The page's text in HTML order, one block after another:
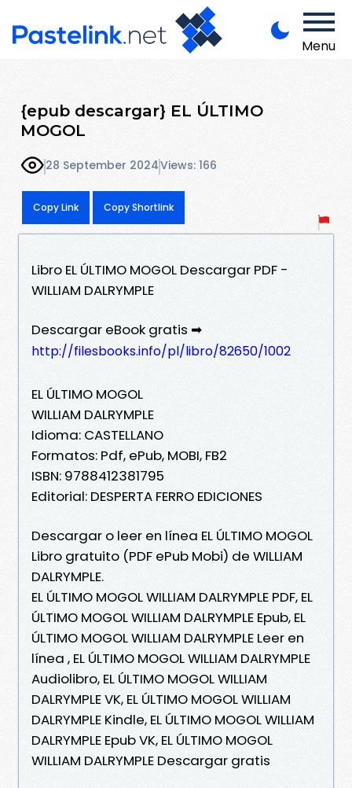
Menu
{epub descargar} EL ÚLTIMO
MOGOL
28 September 2024Views: 166
Copy Link Copy Shortlink
Libro EL ÚLTIMO MOGOL Descargar PDF -
WILLIAM DALRYMPLE
Descargar eBook gratis ➡
http://filesbooks.info/pl/libro/82650/1002
EL ÚLTIMO MOGOL
WILLIAM DALRYMPLE
Idioma: CASTELLANO
Formatos: Pdf, ePub, MOBI, FB2
ISBN: 9788412381795
Editorial: DESPERTA FERRO EDICIONES
Descargar o leer en línea EL ÚLTIMO MOGOL
Libro gratuito (PDF ePub Mobi) de WILLIAM
DALRYMPLE.
EL ÚLTIMO MOGOL WILLIAM DALRYMPLE PDF, EL
ÚLTIMO MOGOL WILLIAM DALRYMPLE Epub, EL
ÚLTIMO MOGOL WILLIAM DALRYMPLE Leer en
línea , EL ÚLTIMO MOGOL WILLIAM DALRYMPLE
Audiolibro, EL ÚLTIMO MOGOL WILLIAM
DALRYMPLE VK, EL ÚLTIMO MOGOL WILLIAM
DALRYMPLE Kindle, EL ÚLTIMO MOGOL WILLIAM
DALRYMPLE Epub VK, EL ÚLTIMO MOGOL
WILLIAM DALRYMPLE Descargar gratis